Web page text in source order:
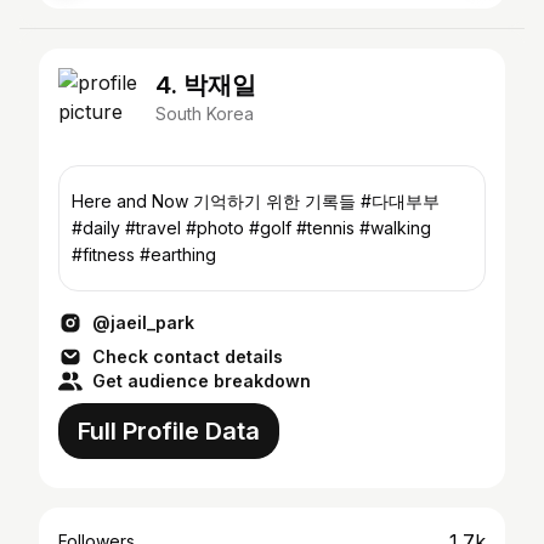
4. 박재일
South Korea
Here and Now 기억하기 위한 기록들 #다대부부
#daily #travel #photo #golf #tennis #walking
#fitness #earthing
@jaeil_park
Check contact details
Get audience breakdown
Full Profile Data